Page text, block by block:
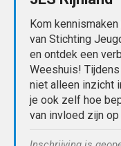
Kom
van Stichting
en ontdek een
Weeshuis!
niet alleen inzicht
je ook zelf hoe
van invloed zijn